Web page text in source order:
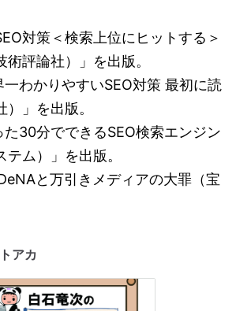
対策＜検索上位にヒットする＞
評論社）」を出版。
わかりやすいSEO対策 最初に読
」を出版。
30分でできるSEO検索エンジン
ム）」を出版。
と万引きメディアの大罪（宝
アカ